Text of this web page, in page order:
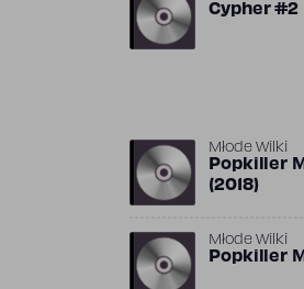
Cypher #2
Młode Wilki
Popkiller
(2018)
Młode Wilki
Popkiller